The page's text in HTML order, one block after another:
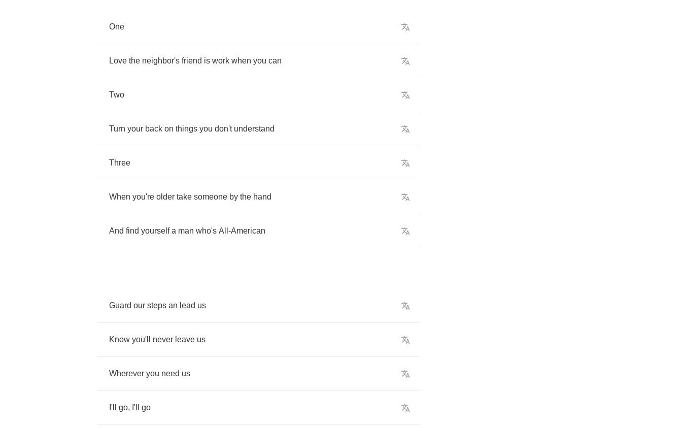
One
Love the neighbor's friend is work when you can
Two
Turn your back on things you don't understand
Three
When you're older take someone by the hand
And find yourself a man who's All -American
Guard our steps an lead us
Know you'll never leave us
Wherever you need us
I'll go, I'll go